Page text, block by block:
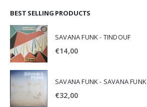
BEST SELLING PRODUCTS
SAVANA FUNK - TINDOUF
€14,00
SAVANA FUNK - SAVANA FUNK
€32,00